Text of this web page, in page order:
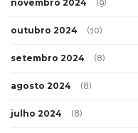
novembro 2024 (9)
outubro 2024 (10)
setembro 2024 (8)
agosto 2024 (8)
julho 2024 (8)